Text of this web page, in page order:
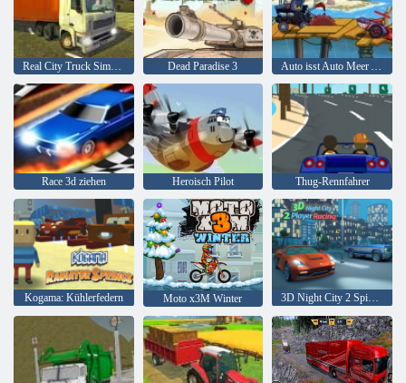
Real City Truck Simulator Dead Paradise 3 Auto isst Auto Meer Abenteuer
Race 3d ziehen Heroisch Pilot Thug-Rennfahrer
Kogama: Kühlerfedern Moto x3M Winter 3D Night City 2 Spielerrennen